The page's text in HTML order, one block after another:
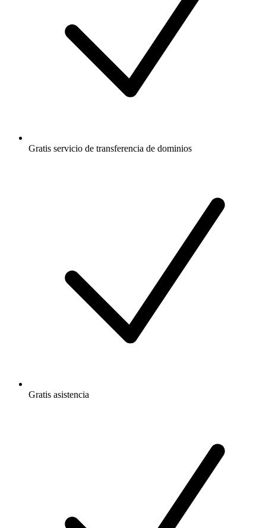
Gratis servicio de transferencia de dominios
Gratis asistencia